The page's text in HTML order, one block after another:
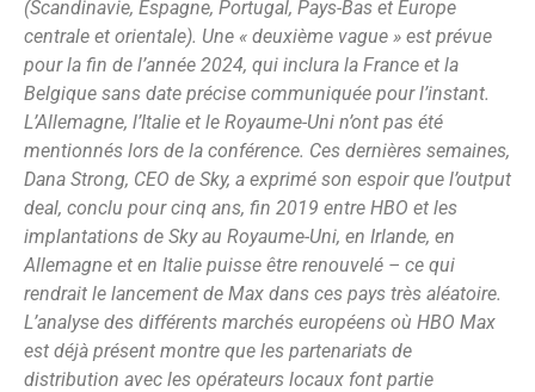
(Scandinavie, Espagne, Portugal, Pays-Bas et Europe
centrale et orientale). Une « deuxième vague » est prévue
pour la fin de l’année 2024, qui inclura la France et la
Belgique sans date précise communiquée pour l’instant.
L’Allemagne, l’Italie et le Royaume-Uni n’ont pas été
mentionnés lors de la conférence. Ces dernières semaines,
Dana Strong, CEO de Sky, a exprimé son espoir que l’output
deal, conclu pour cinq ans, fin 2019 entre HBO et les
implantations de Sky au Royaume-Uni, en Irlande, en
Allemagne et en Italie puisse être renouvelé – ce qui
rendrait le lancement de Max dans ces pays très aléatoire.
L’analyse des différents marchés européens où HBO Max
est déjà présent montre que les partenariats de
distribution avec les opérateurs locaux font partie